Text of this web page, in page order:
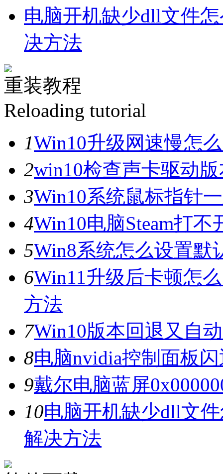
电脑开机缺少dll文件
决方法
重装教程
Reloading tutorial
1Win10升级网速慢怎
2win10检查声卡驱动
3Win10系统鼠标指针
4Win10电脑Steam打
5Win8系统怎么设置默
6Win11升级后卡顿怎
方法
7Win10版本回退又自
8电脑nvidia控制面板
9戴尔电脑蓝屏
10电脑开机缺少dll文
解决方法